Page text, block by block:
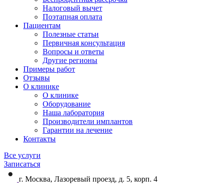
Налоговый вычет
Поэтапная оплата
Пациентам
Полезные статьи
Первичная консультация
Вопросы и ответы
Другие регионы
Примеры работ
Отзывы
О клинике
О клинике
Оборудование
Наша лаборатория
Производители имплантов
Гарантии на лечение
Контакты
Все услуги
Записаться
г. Москва, Лазоревый проезд, д. 5, корп. 4